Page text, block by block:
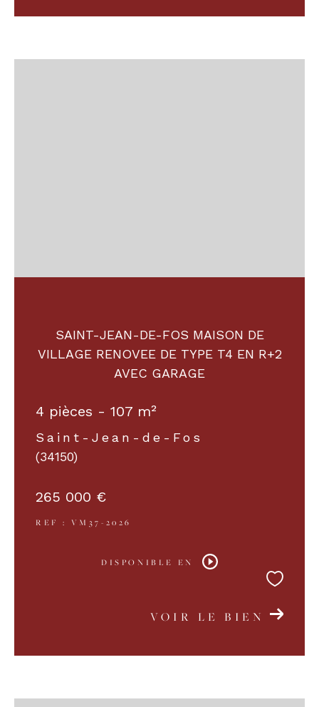
SAINT-JEAN-DE-FOS MAISON DE
VILLAGE RENOVEE DE TYPE T4 EN R+2
AVEC GARAGE
4 pièces - 107 m²
Saint-Jean-de-Fos
(34150)
265 000 €
REF : VM37-2026
DISPONIBLE EN
VOIR LE BIEN